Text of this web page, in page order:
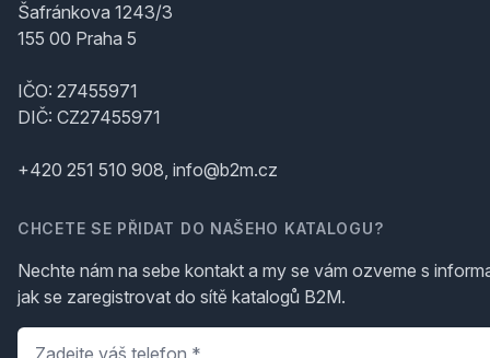
Šafránkova 1243/3
155 00 Praha 5
IČO: 27455971
DIČ: CZ27455971
+420 251 510 908, info@b2m.cz
CHCETE SE PŘIDAT DO NAŠEHO KATALOGU?
Nechte nám na sebe kontakt a my se vám ozveme s
jak se zaregistrovat do sítě katalogů B2M.
Telefon